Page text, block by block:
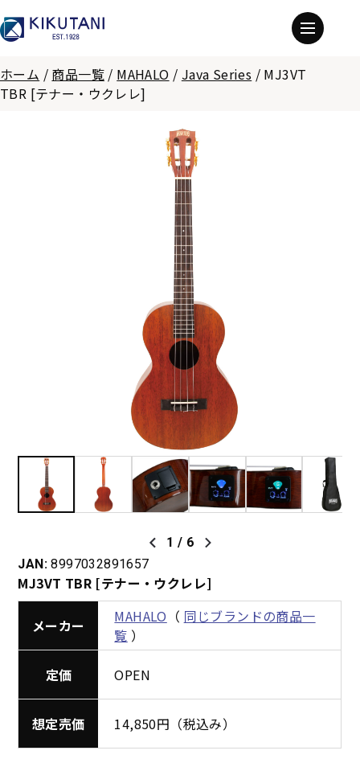
ホーム / 商品一覧 / MAHALO / Java Series / MJ3VT
TBR [テナー・ウクレレ]
1 / 6
JAN: 8997032891657
MJ3VT TBR [テナー・ウクレレ]
メーカー MAHALO （ 同じブランドの商品一
覧 ）
定価 OPEN
想定売価 14,850円（税込み）